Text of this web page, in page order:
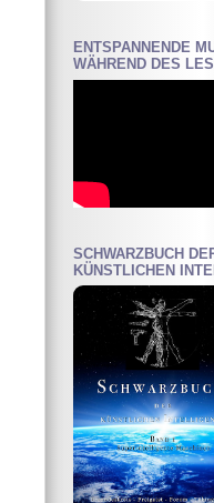
ENTSPANNENDE
WÄHREND DES
SCHWARZBUCH
KÜNSTLICHEN